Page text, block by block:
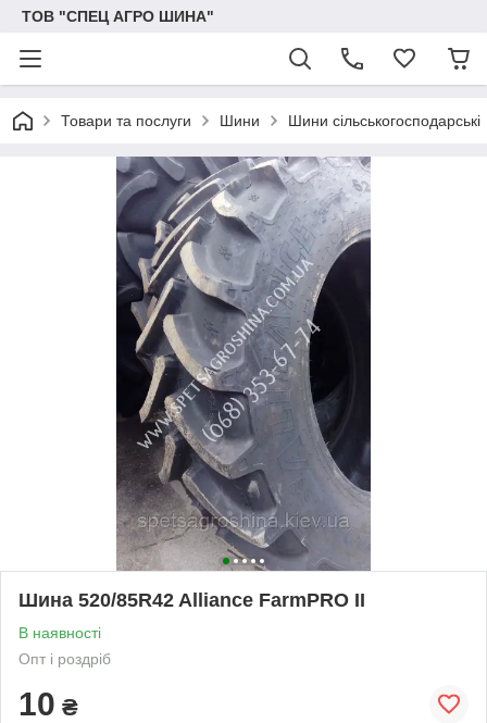
ТОВ "СПЕЦ АГРО ШИНА"
Товари та послуги Шини Шини сільськогосподарські
Шина 520/85R42 Alliance FarmPRO II
В наявності
Опт і роздріб
10 ₴